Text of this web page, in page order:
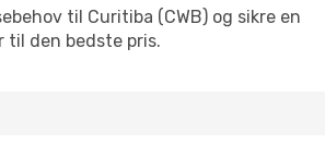
til Curitiba (CWB) og sikre en
til den bedste pris.